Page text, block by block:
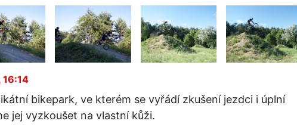
bikepark, ve kterém se vyřádí zkušení jezdci i úplní
jej vyzkoušet na vlastní kůži.